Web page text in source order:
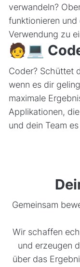
verwandeln?
funktionieren
Verwendung zu
🧑💻
Coder? Schüttet
wenn es dir
maximale
Applikationen,
und dein Team
Gemeinsam
Wir schaffen
und erzeugen
über das